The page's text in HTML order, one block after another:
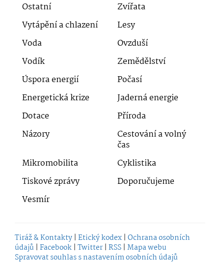
Ostatní
Zvířata
Vytápění a chlazení
Lesy
Voda
Ovzduší
Vodík
Zemědělství
Úspora energií
Počasí
Energetická krize
Jaderná energie
Dotace
Příroda
Názory
Cestování a volný
čas
Mikromobilita
Cyklistika
Tiskové zprávy
Doporučujeme
Vesmír
Tiráž & Kontakty | Etický kodex | Ochrana osobních
údajů | Facebook | Twitter | RSS | Mapa webu
Spravovat souhlas s nastavením osobních údajů